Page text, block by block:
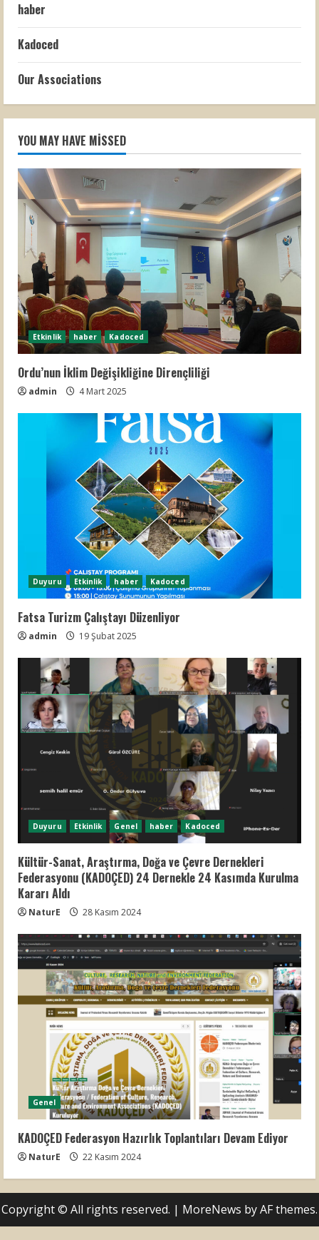
haber
Kadoced
Our Associations
YOU MAY HAVE MISSED
Etkinlik haber Kadoced
Ordu’nun İklim Değişikliğine Dirençliliği
admin 4 Mart 2025
Duyuru Etkinlik haber Kadoced
Fatsa Turizm Çalıştayı Düzenliyor
admin 19 Şubat 2025
Duyuru Etkinlik Genel haber Kadoced
Kültür-Sanat, Araştırma, Doğa ve Çevre Dernekleri
Federasyonu (KADOÇED) 24 Dernekle 24 Kasımda Kurulma
Kararı Aldı
NaturE 28 Kasım 2024
Genel
KADOÇED Federasyon Hazırlık Toplantıları Devam Ediyor
NaturE 22 Kasım 2024
Copyright © All rights reserved. | MoreNews by AF themes.